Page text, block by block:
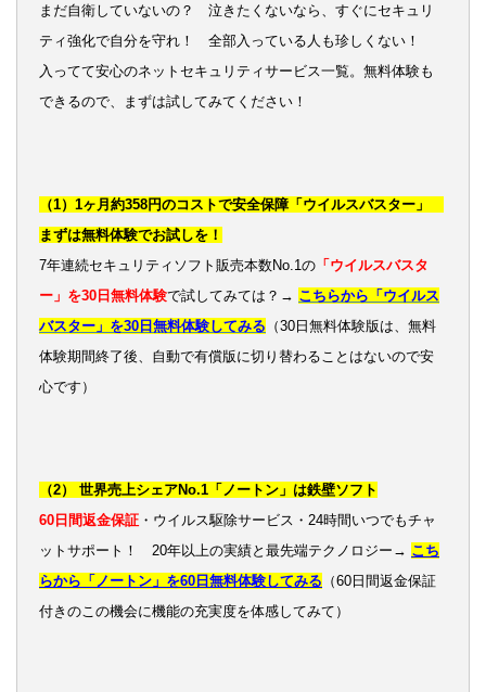
まだ自衛していないの？ 泣きたくないなら、すぐにセキュリ
ティ強化で自分を守れ！ 全部入っている人も珍しくない！
入ってて安心のネットセキュリティサービス一覧。無料体験も
できるので、まずは試してみてください！
（1）1ヶ月約358円のコストで安全保障「ウイルスバスター」
まずは無料体験でお試しを！
7年連続セキュリティソフト販売本数No.1の 「ウイルスバスタ
ー」を30日無料体験で試してみては？→ こちらから「ウイルス
バスター」を30日無料体験してみる （30日無料体験版は、無料
体験期間終了後、自動で有償版に切り替わることはないので安
心です）
（2） 世界売上シェアNo.1「ノートン」は鉄壁ソフト
60日間返金保証 ・ウイルス駆除サービス・24時間いつでもチャ
ットサポート！ 20年以上の実績と最先端テクノロジー→ こち
らから「ノートン」を60日無料体験してみる （60日間返金保証
付きのこの機会に機能の充実度を体感してみて）